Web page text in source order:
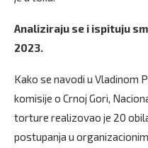
Analiziraju se i ispituju
2023.
Kako se navodi u Vladinom
komisije o Crnoj Gori,
torture realizovao je 20
postupanja u